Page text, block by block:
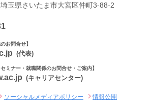
玉県さいたま市大宮区仲町3-88-2
お問合せ】
(代表)
ミナー・就職関係のお問合せ・ご案内】
(キャリアセンター)
ソーシャルメディアポリシー 情報公開